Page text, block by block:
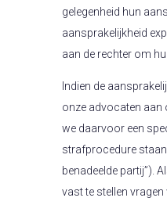
gelegenheid hun
aansprakelijkheid
aan de rechter om
Indien de
onze advocaten aan
we daarvoor een
strafprocedure
benadeelde partij”).
vast te stellen